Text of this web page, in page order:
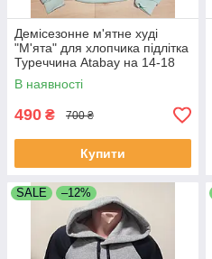
Демісезонне м'ятне худі
"М'ята" для хлопчика підлітка
Туреччина Atabay на 14-18
років
В наявності
490 ₴ 700 ₴
Купити
SALE –12%